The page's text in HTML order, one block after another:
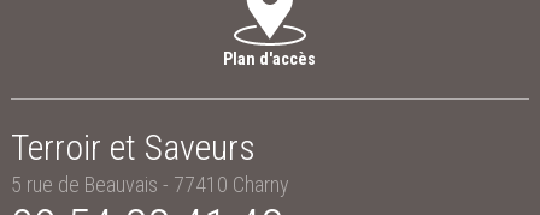
Plan d'accès
Terroir et Saveurs
5 rue de Beauvais - 77410 Charny